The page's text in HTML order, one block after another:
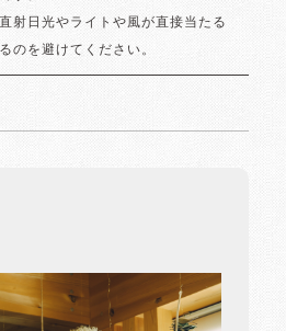
射日光やライトや風が直接当たる
のを避けてください。